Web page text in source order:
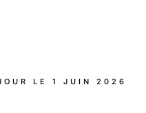
LE 1 JUIN 2026